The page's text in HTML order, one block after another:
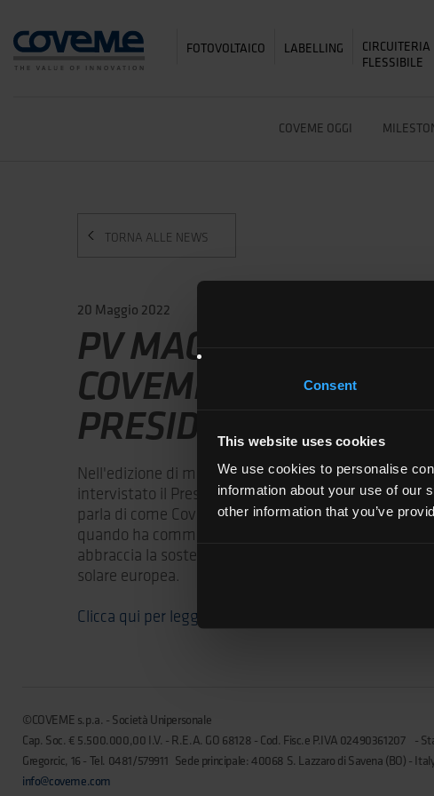
Consent
This website uses cookies
We use cookies to personalise
information about your use of our
other information that you’ve
FOTOVOLTAICO LABELLING
CIRCUITERIA
FLESSIBILE
COVEME OGGI
TORNA ALLE NEWS
20 Maggio 2022
PV MAGAZINE
COVEME FOUNDER
PRESIDENT
Nell'edizione di maggio della rivista fotovoltaica
intervistato il Presidente e Fondatore di Coveme,
parla di come Coveme abbia resistito a molte
quando ha commercializzato il suo primo backsheet,
abbraccia la sostenibilità e l'importanza di ristabilire
solare europea.
Clicca qui per leggere!
©COVEME s.p.a. - Società Unipersonale
Cap. Soc. € 5.500.000,00 I.V. - R.E.A. GO 68128 - Cod. Fisc.e P.IVA 02490361207 -
Gregorcic, 16 - Tel. 0481/579911 Sede principale: 40068 S. Lazzaro di Savena (BO) -
info@coveme.com